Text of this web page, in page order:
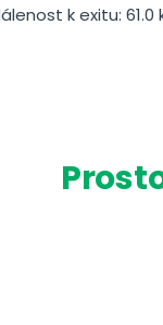
k exitu: 61.0